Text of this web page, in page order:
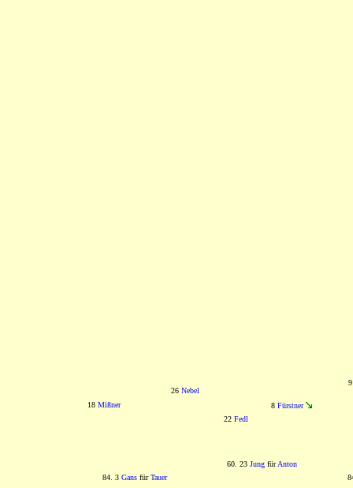
26 Nebel
18 Mißner 8 Fürstner
22 Fedl
60. 23 Jung fürAnton
84. 3 Gans fürTauer